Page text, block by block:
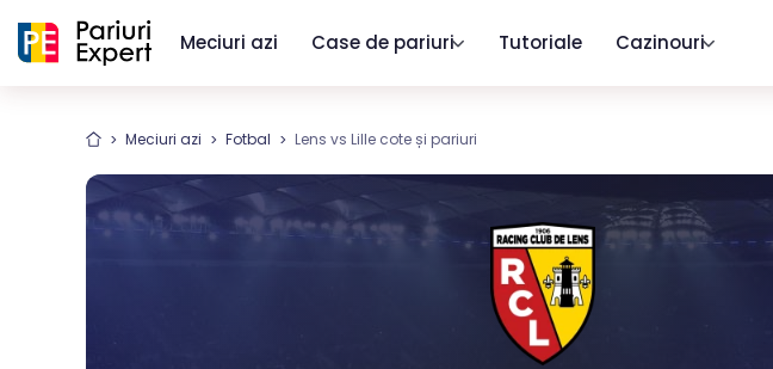
Meciuri azi Case de pariuri Tutoriale Cazinouri
Meciuri azi Fotbal Lens vs Lille cote și pariuri